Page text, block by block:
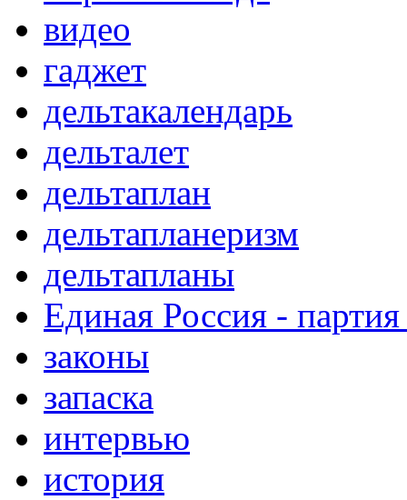
видео
гаджет
дельтакалендарь
дельталет
дельтаплан
дельтапланеризм
дельтапланы
Единая Россия -
законы
запаска
интервью
история